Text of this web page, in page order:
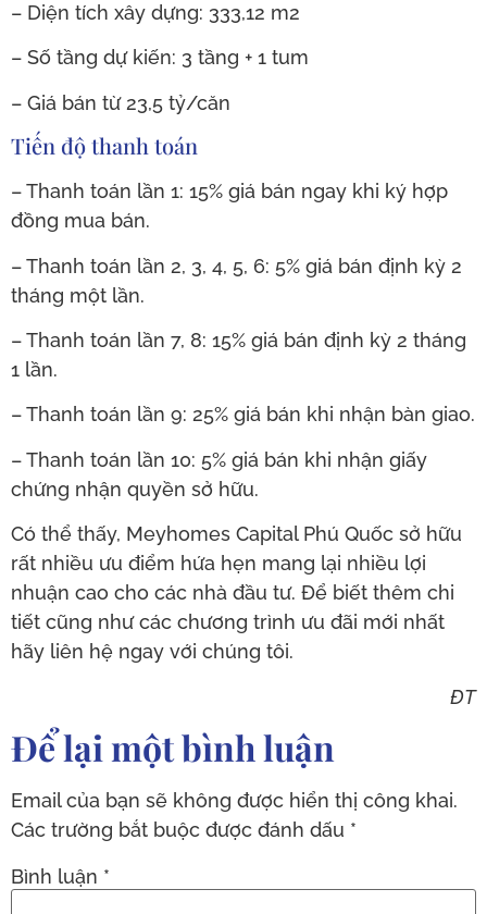
– Diện tích xây dựng: 333,12 m2
– Số tầng dự kiến: 3 tầng + 1 tum
– Giá bán từ 23,5 tỷ/căn
Tiến độ thanh toán
– Thanh toán lần 1: 15% giá bán ngay khi ký hợp
đồng mua bán.
– Thanh toán lần 2, 3, 4, 5, 6: 5% giá bán định kỳ 2
tháng một lần.
– Thanh toán lần 7, 8: 15% giá bán định kỳ 2 tháng
1 lần.
– Thanh toán lần 9: 25% giá bán khi nhận bàn giao.
– Thanh toán lần 10: 5% giá bán khi nhận giấy
chứng nhận quyền sở hữu.
Có thể thấy, Meyhomes Capital Phú Quốc sở hữu
rất nhiều ưu điểm hứa hẹn mang lại nhiều lợi
nhuận cao cho các nhà đầu tư. Để biết thêm chi
tiết cũng như các chương trình ưu đãi mới nhất
hãy liên hệ ngay với chúng tôi.
ĐT
Để lại một bình luận
Email của bạn sẽ không được hiển thị công khai.
Các trường bắt buộc được đánh dấu *
Bình luận *